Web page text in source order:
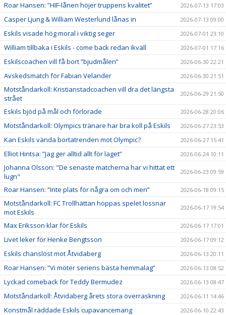
Roar Hansen: ”HIF-lånen höjer truppens kvalitet” 2026-07-13 17:03
Casper Ljung & William Westerlund lånas in 2026-07-13 09:00
Eskils visade hög moral i viktig seger 2026-07-01 23:10
William tillbaka i Eskils - come back redan ikväll 2026-07-01 17:16
Eskilscoachen vill få bort ”bjudmålen” 2026-06-30 22:21
Avskedsmatch för Fabian Velander 2026-06-30 21:51
Motståndarkoll: Kristianstadcoachen vill dra det längsta
strået
2026-06-29 21:50
Eskils bjöd på mål och förlorade 2026-06-28 20:06
Motståndarkoll: Olympics tränare har bra koll på Eskils 2026-06-27 23:53
Kan Eskils vända bortatrenden mot Olympic? 2026-06-27 15:41
Elliot Hintsa: ”Jag ger alltid allt för laget” 2026-06-24 10:11
Johanna Olsson: "De senaste matcherna har vi hittat ett
lugn"
2026-06-23 09:59
Roar Hansen: ”Inte plats för några om och men” 2026-06-18 09:15
Motståndarkoll: FC Trollhättan hoppas spelet lossnar
mot Eskils
2026-06-17 19:54
Max Eriksson klar för Eskils 2026-06-17 17:01
Livet leker för Henke Bengtsson 2026-06-17 09:12
Eskils chanslöst mot Åtvidaberg 2026-06-13 20:11
Roar Hansen: ”Vi möter seriens bästa hemmalag” 2026-06-13 08:52
Lyckad comeback för Teddy Bermudez 2026-06-13 08:47
Motståndarkoll: Åtvidaberg årets stora överraskning 2026-06-11 14:46
Konstmål räddade Eskils cupavancemang 2026-06-10 22:43